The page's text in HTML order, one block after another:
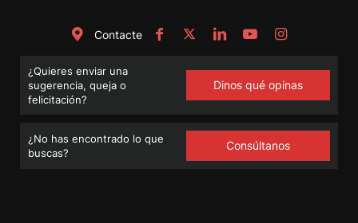
Contacte
¿Quieres enviar una
sugerencia, queja o
felicitación?
Dinos qué opinas
¿No has encontrado lo que
buscas?
Consúltanos